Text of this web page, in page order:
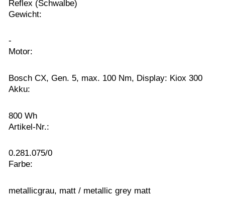
Reflex (Schwalbe)
Gewicht:
-
Motor:
Bosch CX, Gen. 5, max. 100 Nm, Display: Kiox 300
Akku:
800 Wh
Artikel-Nr.:
0.281.075/0
Farbe:
metallicgrau, matt / metallic grey matt